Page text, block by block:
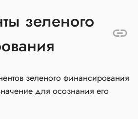
зеленого
зеленого финансирования
для осознания его